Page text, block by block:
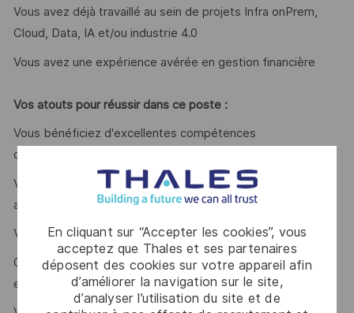
En cliquant sur “Accepter les cookies”, vous
acceptez que Thales et ses partenaires
déposent des cookies sur votre appareil afin
d’améliorer la navigation sur le site,
d’analyser l’utilisation du site et de
Vous avez déjà travaillé au sein de projets Infra onPrem,
Cloud, Data, IA et/ou industrie 4.0
Vous avez une expérience avérée en gestion financière
Vos atouts pour réussir dans ce poste:
Vous bénéficiez d'excellentes compétences
organisationnelles et de gestion des priorités,
Vous avez de fortes capacités de coordination et une
aptitude à travailler en mode projet,
Vous êtes rigoureux et vous avez le sens du détail
On vous reconnait d'excellentes capacités rédactionnelles
et de communication,